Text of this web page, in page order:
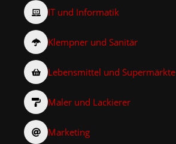
IT und Informatik
Klempner und Sanitär
Lebensmittel und Supermärkte
Maler und Lackierer
Marketing